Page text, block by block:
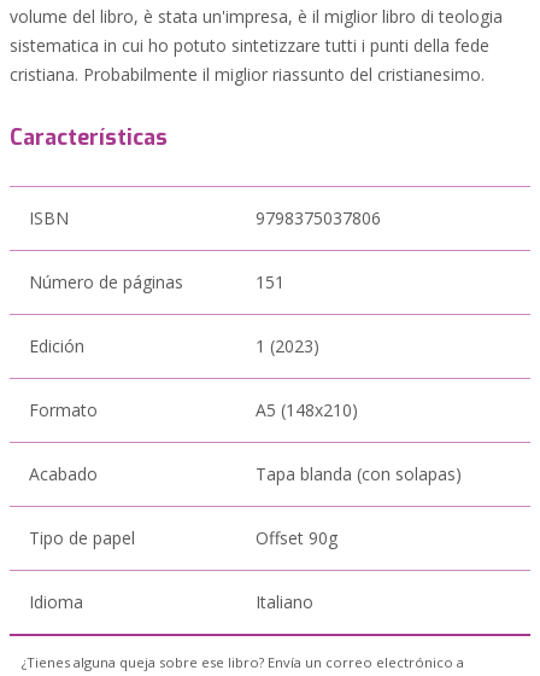
volume del libro, è stata un'impresa, è il miglior libro di teologia
sistematica in cui ho potuto sintetizzare tutti i punti della fede
cristiana. Probabilmente il miglior riassunto del cristianesimo.
Características
ISBN 9798375037806
Número de páginas 151
Edición 1 (2023)
Formato A5 (148x210)
Acabado Tapa blanda (con solapas)
Tipo de papel Offset 90g
Idioma Italiano
¿Tienes alguna queja sobre ese libro? Envía un correo electrónico a